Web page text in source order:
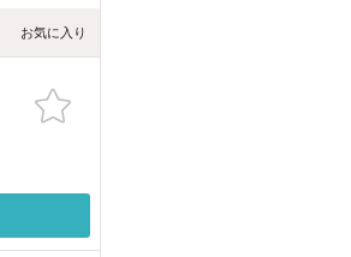
お気に入り